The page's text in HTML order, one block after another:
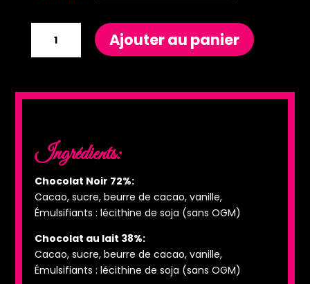
Ajouter au panier
Ingrédients:
Chocolat Noir 72%:
Cacao, sucre, beurre de cacao, vanille,
Émulsifiants : lécithine de soja (sans OGM)
Chocolat au lait 38%:
Cacao, sucre, beurre de cacao, vanille,
Émulsifiants : lécithine de soja (sans OGM)